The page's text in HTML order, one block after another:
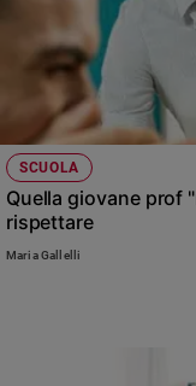
SCUOLA
Quella giovane prof
rispettare
Maria Gallelli